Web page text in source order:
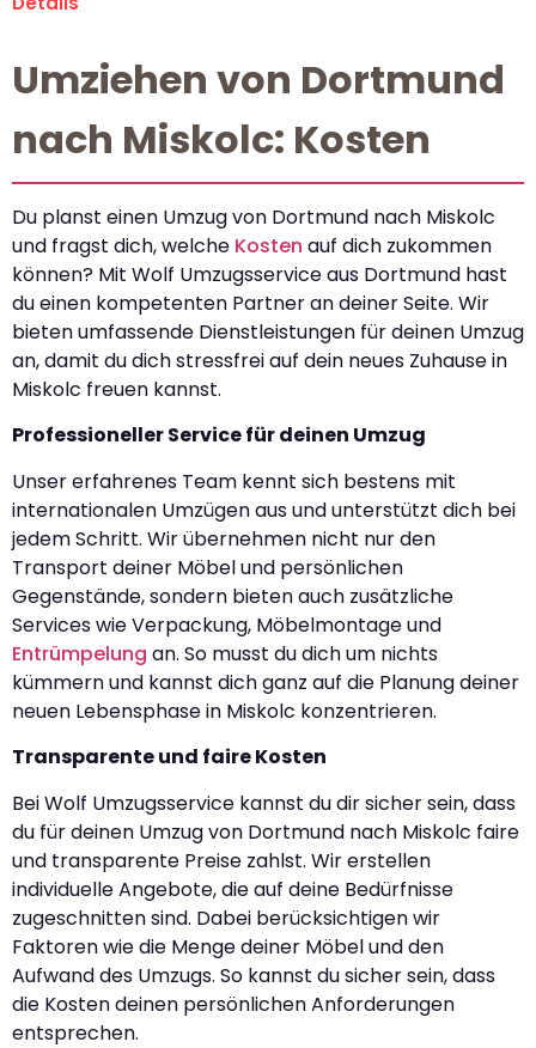
Umziehen von Dortmund
nach Miskolc: Kosten
Du planst einen Umzug von Dortmund nach Miskolc
und fragst dich, welche Kosten auf dich zukommen
können? Mit Wolf Umzugsservice aus Dortmund hast
du einen kompetenten Partner an deiner Seite. Wir
bieten umfassende Dienstleistungen für deinen Umzug
an, damit du dich stressfrei auf dein neues Zuhause in
Miskolc freuen kannst.
Professioneller Service für deinen Umzug
Unser erfahrenes Team kennt sich bestens mit
internationalen Umzügen aus und unterstützt dich bei
jedem Schritt. Wir übernehmen nicht nur den
Transport deiner Möbel und persönlichen
Gegenstände, sondern bieten auch zusätzliche
Services wie Verpackung, Möbelmontage und
Entrümpelung an. So musst du dich um nichts
kümmern und kannst dich ganz auf die Planung deiner
neuen Lebensphase in Miskolc konzentrieren.
Transparente und faire Kosten
Bei Wolf Umzugsservice kannst du dir sicher sein, dass
du für deinen Umzug von Dortmund nach Miskolc faire
und transparente Preise zahlst. Wir erstellen
individuelle Angebote, die auf deine Bedürfnisse
zugeschnitten sind. Dabei berücksichtigen wir
Faktoren wie die Menge deiner Möbel und den
Aufwand des Umzugs. So kannst du sicher sein, dass
die Kosten deinen persönlichen Anforderungen
entsprechen.